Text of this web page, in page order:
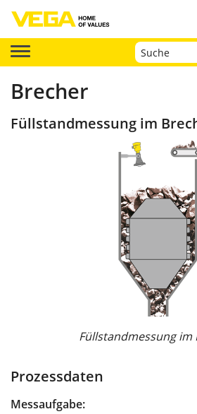
Brecher
Füllstandmessung im
Füllstandmessung im
Prozessdaten
Messaufgabe: